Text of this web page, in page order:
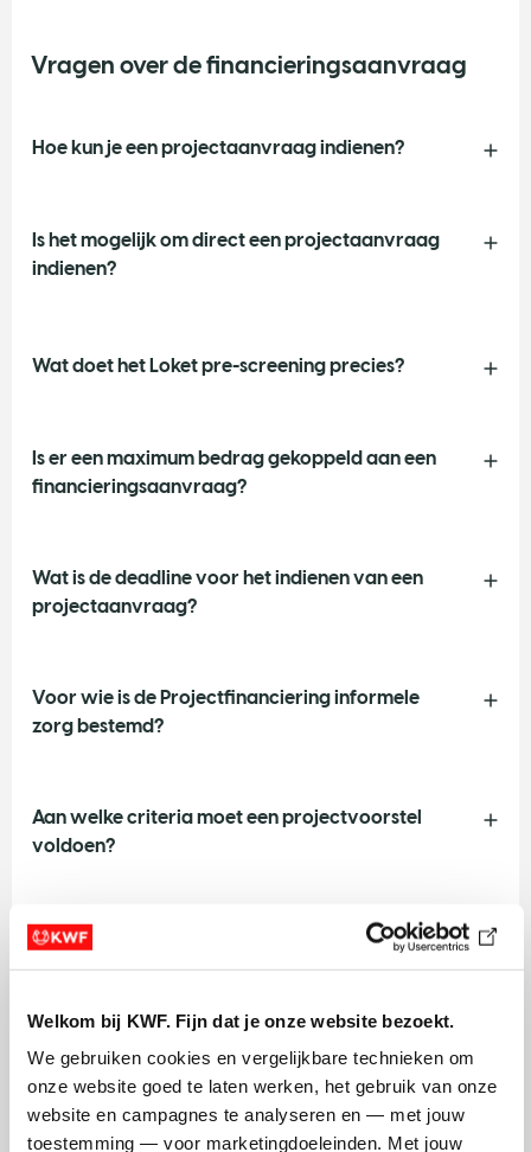
Welkom bij KWF. Fijn dat je onze website bezoekt.
We gebruiken cookies en vergelijkbare technieken om
onze website goed te laten werken, het gebruik van onze
website en campagnes te analyseren en — met jouw
toestemming — voor marketingdoeleinden. Met jouw
Vragen over de financieringsaanvraag
Hoe kun je een projectaanvraag indienen?
Is het mogelijk om direct een projectaanvraag
indienen?
Wat doet het Loket pre-screening precies?
Is er een maximum bedrag gekoppeld aan een
financieringsaanvraag?
Wat is de deadline voor het indienen van een
projectaanvraag?
Voor wie is de Projectfinanciering informele
zorg bestemd?
Aan welke criteria moet een projectvoorstel
voldoen?
Wat zijn de inhoudelijke kaders voor het
projectvoorstel?
Welke projecten komen niet in aanmerking
voor Projectfinanciering informele zorg?